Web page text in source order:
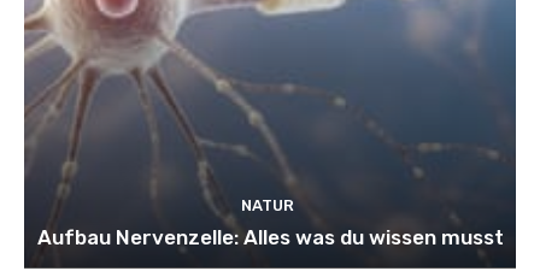
NATUR
Aufbau Nervenzelle: Alles was du wissen musst